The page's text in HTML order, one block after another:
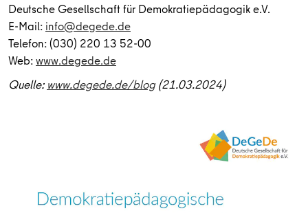
Deutsche Gesellschaft für Demokratiepädagogik e.V.
E-Mail: info@degede.de
Telefon: (030) 220 13 52-00
Web:www.degede.de
Quelle: www.degede.de/blog(21.03.2024)